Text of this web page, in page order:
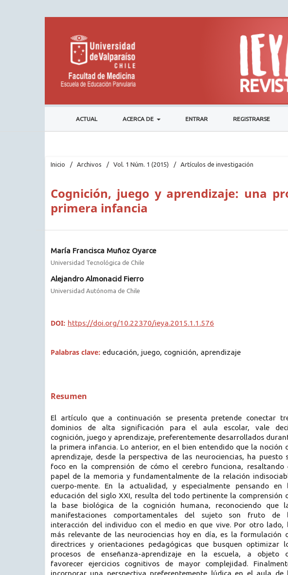
ACTUAL ACERCA DE ENTRAR REGISTRARSE
Inicio / Archivos / Vol. 1 Núm. 1 (2015) / Artículos de investigación
Cognición, juego y aprendizaje: una
primera infancia
María Francisca Muñoz Oyarce
Universidad Tecnológica de Chile
Alejandro Almonacid Fierro
Universidad Autónoma de Chile
DOI: https://doi.org/10.22370/ieya.2015.1.1.576
Palabras clave: educación, juego, cognición, aprendizaje
Resumen
El artículo que a continuación se presenta pretende conectar
dominios de alta significación para el aula escolar, vale
cognición, juego y aprendizaje, preferentemente desarrollados
la primera infancia. Lo anterior, en el bien entendido que la noción
aprendizaje, desde la perspectiva de las neurociencias, ha puesto
foco en la comprensión de cómo el cerebro funciona, resaltando
papel de la memoria y fundamentalmente de la relación
cuerpo-mente. En la actualidad, y especialmente pensando en
educación del siglo XXI, resulta del todo pertinente la comprensión
la base biológica de la cognición humana, reconociendo que
manifestaciones comportamentales del sujeto son fruto de
interacción del individuo con el medio en que vive. Por otro lado,
más relevante de las neurociencias hoy en día, es la formulación
directrices y orientaciones pedagógicas que busquen optimizar
procesos de enseñanza-aprendizaje en la escuela, a objeto
favorecer ejercicios cognitivos de mayor complejidad.
incorporar una perspectiva preferentemente lúdica en el aula de